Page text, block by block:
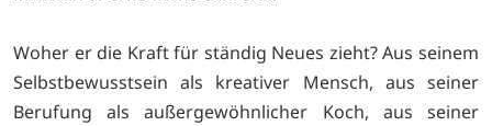
Woher er die Kraft für ständig Neues zieht? Aus seinem
Selbstbewusstsein als kreativer Mensch, aus seiner
Berufung als außergewöhnlicher Koch, aus seiner